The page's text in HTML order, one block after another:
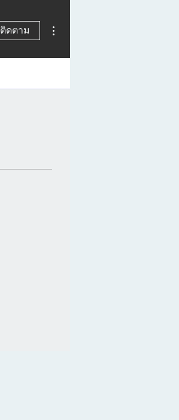
ติดตาม